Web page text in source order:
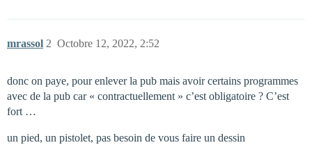
mrassol Octobre 12, 2022, 2:52
2
donc on paye, pour enlever la pub mais avoir certains programmes
avec de la pub car « contractuellement » c’est obligatoire ? C’est
fort …
un pied, un pistolet, pas besoin de vous faire un dessin